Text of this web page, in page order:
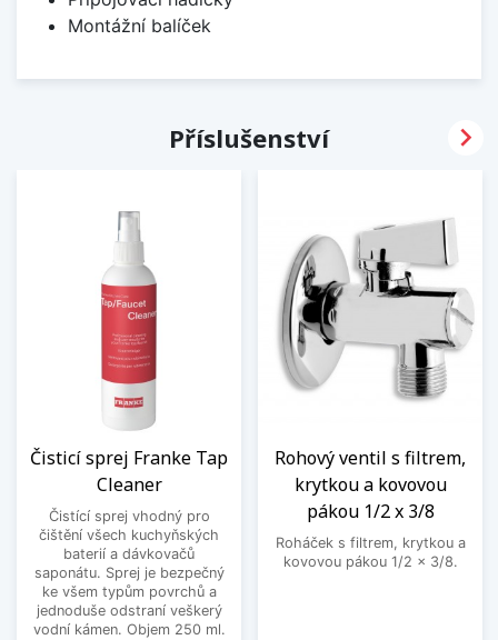
Montážní balíček
Příslušenství
Čisticí sprej Franke Tap
Cleaner
Čistící sprej vhodný pro
čištění všech kuchyňských
baterií a dávkovačů
saponátu. Sprej je bezpečný
ke všem typům povrchů a
jednoduše odstraní veškerý
vodní kámen. Objem 250 ml.
Rohový ventil s filtrem,
krytkou a kovovou
pákou 1/2 x 3/8
Roháček s filtrem, krytkou a
kovovou pákou 1/2 x 3/8.
